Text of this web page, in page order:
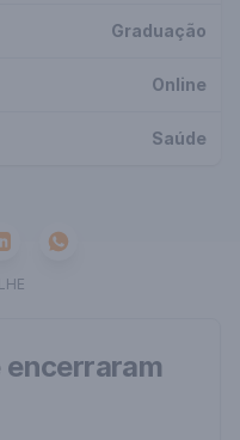
Graduação
Online
Saúde
Whatsapp
encerraram